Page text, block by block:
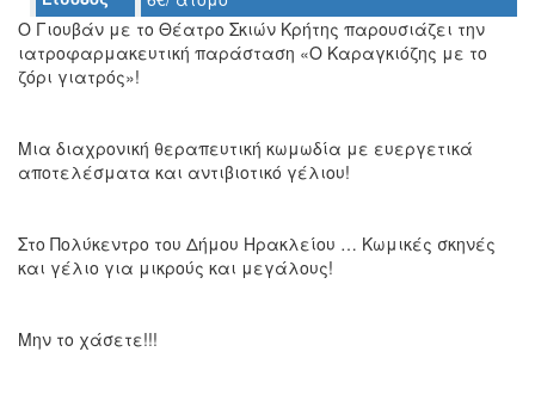
ΤΟΠΟΣ
ΜΑΣ
ΔΗΜΟΣ
ΑΝΘΕΚΤΙΚΗ
ΠΟΛΗ
Ο Γιουβάν με το Θέατρο Σκιών Κρήτης παρουσιάζει την
ιατροφαρμακευτική παράσταση «Ο Καραγκιόζης με το
ζόρι γιατρός»!
Μια διαχρονική θεραπευτική κωμωδία με ευεργετικά
αποτελέσματα και αντιβιοτικό γέλιου!
Στο Πολύκεντρο του Δήμου Ηρακλείου … Κωμικές σκηνές
και γέλιο για μικρούς και μεγάλους!
Μην το χάσετε!!!